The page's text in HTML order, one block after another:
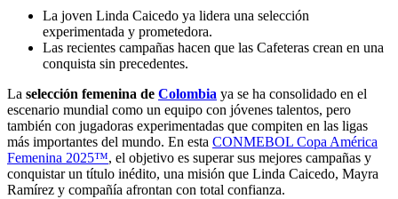
La joven Linda Caicedo ya lidera una selección
experimentada y prometedora.
Las recientes campañas hacen que las Cafeteras crean en una
conquista sin precedentes.
La selección femenina de Colombia ya se ha consolidado en el
escenario mundial como un equipo con jóvenes talentos, pero
también con jugadoras experimentadas que compiten en las ligas
más importantes del mundo. En esta CONMEBOL Copa América
Femenina 2025™, el objetivo es superar sus mejores campañas y
conquistar un título inédito, una misión que Linda Caicedo, Mayra
Ramírez y compañía afrontan con total confianza.